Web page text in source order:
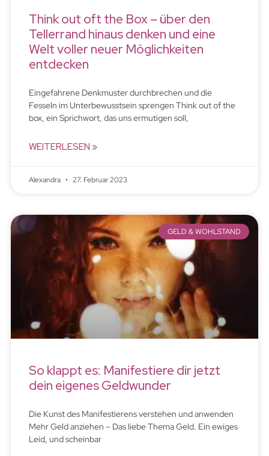
Think out oft the Box – über den
Tellerrand hinaus denken und eine
Welt voller neuer Möglichkeiten
entdecken
Eingefahrene Denkmuster durchbrechen und die
Fesseln im Unterbewusstsein sprengen Think out of the
box, ein Sprichwort, das uns ermutigen soll,
WEITERLESEN »
Alexandra 27. Februar 2023
GELD & WOHLSTAND
So klappt es: Manifestiere dir jetzt
dein eigenes Geldwunder
Die Kunst des Manifestierens verstehen und anwenden
Mehr Geld anziehen – Das liebe Thema Geld. Ein ewiges
Leid, und scheinbar